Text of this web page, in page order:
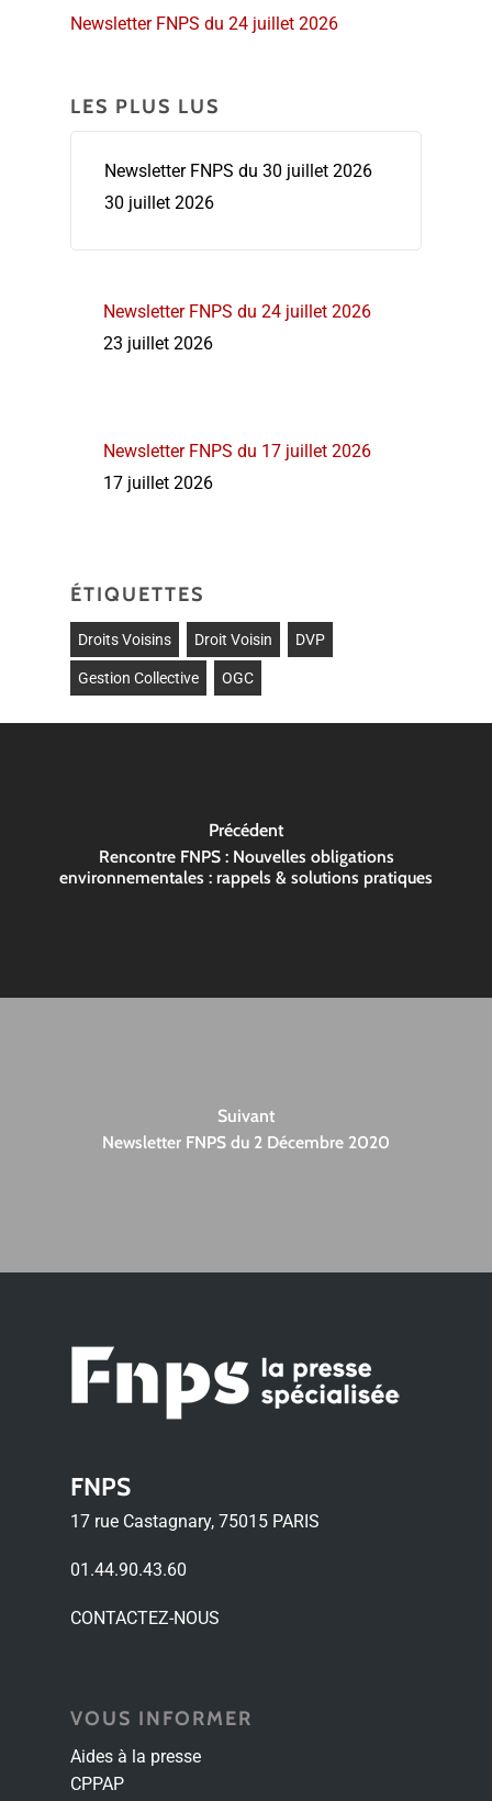
Newsletter FNPS du 24 juillet 2026
LES PLUS LUS
Newsletter FNPS du 30 juillet 2026
30 juillet 2026
Newsletter FNPS du 24 juillet 2026
23 juillet 2026
Newsletter FNPS du 17 juillet 2026
17 juillet 2026
ÉTIQUETTES
Droits Voisins Droit Voisin DVP
Gestion Collective OGC
Précédent
Rencontre FNPS : Nouvelles obligations
environnementales : rappels & solutions pratiques
Suivant
Newsletter FNPS du 2 Décembre 2020
FNPS
17 rue Castagnary, 75015 PARIS
01.44.90.43.60
CONTACTEZ-NOUS
VOUS INFORMER
Aides à la presse
CPPAP